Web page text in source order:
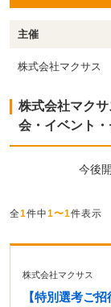
主催
株式会社マクサス
株式会社マク
会・イベント
今後
全1件中1〜1件表示
株式会社マクサス
【特別選考ご